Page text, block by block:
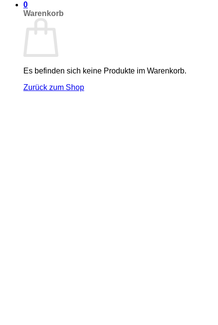
0
Warenkorb
Es befinden sich keine Produkte im Warenkorb.
Zurück zum Shop